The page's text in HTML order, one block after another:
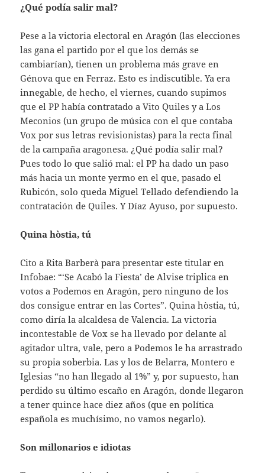
¿Qué podía salir mal?
Pese a la victoria electoral en Aragón (las elecciones
las gana el partido por el que los demás se
cambiarían), tienen un problema más grave en
Génova que en Ferraz. Esto es indiscutible. Ya era
innegable, de hecho, el viernes, cuando supimos
que el PP había contratado a Vito Quiles y a Los
Meconios (un grupo de música con el que contaba
Vox por sus letras revisionistas) para la recta final
de la campaña aragonesa. ¿Qué podía salir mal?
Pues todo lo que salió mal: el PP ha dado un paso
más hacia un monte yermo en el que, pasado el
Rubicón, solo queda Miguel Tellado defendiendo la
contratación de Quiles. Y Díaz Ayuso, por supuesto.
Quina hòstia, tú
Cito a Rita Barberà para presentar este titular en
Infobae: “‘Se Acabó la Fiesta’ de Alvise triplica en
votos a Podemos en Aragón, pero ninguno de los
dos consigue entrar en las Cortes”. Quina hòstia, tú,
como diría la alcaldesa de Valencia. La victoria
incontestable de Vox se ha llevado por delante al
agitador ultra, vale, pero a Podemos le ha arrastrado
su propia soberbia. Las y los de Belarra, Montero e
Iglesias “no han llegado al 1%” y, por supuesto, han
perdido su último escaño en Aragón, donde llegaron
a tener quince hace diez años (que en política
española es muchísimo, no vamos negarlo).
Son millonarios e idiotas